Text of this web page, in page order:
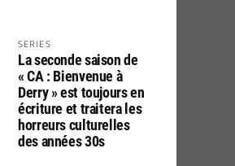
SERIES
La seconde saison de
« CA : Bienvenue à
Derry » est toujours en
écriture et traitera les
horreurs culturelles
des années 30s